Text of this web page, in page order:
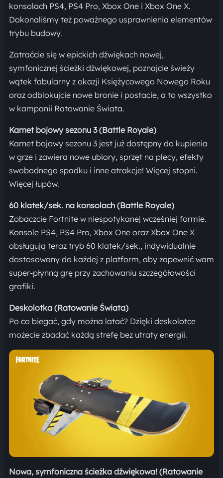
konsolach PS4, PS4 Pro, Xbox One i Xbox One X.
Dokonaliśmy też poważnego usprawnienia elementów
trybu budowy.
Zatraćcie się w epickich dźwiękach nowej,
symfonicznej ścieżki dźwiękowej, poznajcie świeży
wątek fabularny z okazji Księżycowego Nowego Roku
oraz odblokujcie nowe bronie i postacie, a to wszystko
w kampanii Ratowanie Świata.
Karnet bojowy sezonu 3 (Battle Royale)
Karnet bojowy sezonu 3 jest już dostępny do kupienia
w grze i zawiera nowe ubiory, sprzęt na plecy, efekty
swobodnego spadku i inne atrakcje! Więcej stopni.
Więcej łupów.
60 klatek/sek. na konsolach (Battle Royale)
Zobaczcie Fortnite w niespotykanej wcześniej formie.
Konsole PS4, PS4 Pro, Xbox One oraz Xbox One X
obsługują teraz tryb 60 klatek/sek., indywidualnie
dostosowany do każdej z platform, aby zapewnić wam
super-płynną grę przy zachowaniu szczegółowości
grafiki.
Deskolotka (Ratowanie Świata)
Po co biegać, gdy można latać? Dzięki deskolotce
możecie zbadać każdą strefę bez utraty energii.
Nowa, symfoniczna ścieżka dźwiękowa! (Ratowanie